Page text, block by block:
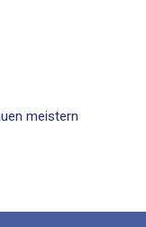
meistern